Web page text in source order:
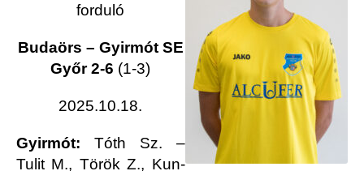
forduló
Budaörs – Gyirmót SE
Győr 2-6 (1-3)
2025.10.18.
Gyirmót: Tóth Sz. –
Tulit M., Török Z., Kun-